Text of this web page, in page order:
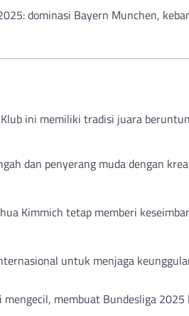
dominasi Bayern Munchen,
ini memiliki tradisi juara
dan penyerang muda dengan
Kimmich tetap memberi
untuk menjaga
membuat Bundesliga 2025